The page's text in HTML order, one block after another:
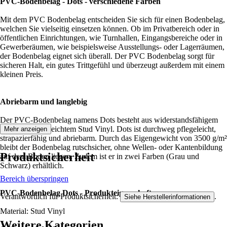
Mit dem PVC Bodenbelag entscheiden Sie sich für einen Bodenbelag,
welchen Sie vielseitig einsetzen können. Ob im Privatbereich oder in
öffentlichen Einrichtungen, wie Turnhallen, Eingangsbereiche oder in
Gewerberäumen, wie beispielsweise Ausstellungs- oder Lagerräumen,
der Bodenbelag eignet sich überall. Der PVC Bodenbelag sorgt für
sicheren Halt, ein gutes Trittgefühl und überzeugt außerdem mit einem
kleinen Preis.
Abriebarm und langlebig
Der PVC-Bodenbelag namens Dots besteht aus widerstandsfähigem
und sehr pflegeleichtem Stud Vinyl. Dots ist durchweg pflegeleicht,
strapazierfähig und abriebarm. Durch das Eigengewicht von 3500 g/m²
bleibt der Bodenbelag rutschsicher, ohne Wellen- oder Kantenbildung
auf dem Boden liegen. Zudem ist er in zwei Farben (Grau und
Schwarz) erhältlich.
PVC-Bodenbelag Dots - Produkteigenschaften:
Material: Stud Vinyl
Mehr anzeigen
Produktsicherheit
Bereich überspringen
Verantwortlich für Produktsicherheit: Siehe Herstellerinformationen .